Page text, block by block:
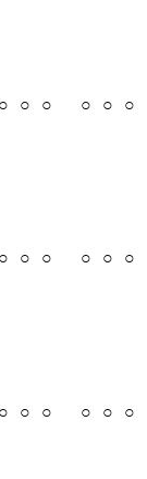
○ ○ ○ ○ ○ ○
○ ○ ○ ○ ○ ○
○ ○ ○ ○ ○ ○